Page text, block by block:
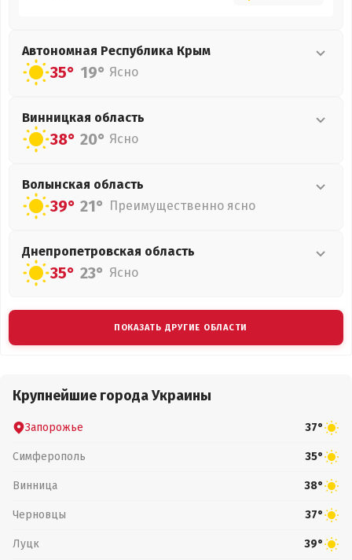
Автономная Республика Крым
35° 19° Ясно
Винницкая область
38° 20° Ясно
Волынская область
39° 21° Преимущественно ясно
Днепропетровская область
35° 23° Ясно
ПОКАЗАТЬ ДРУГИЕ ОБЛАСТИ
Крупнейшие города Украины
Запорожье 37°
Симферополь 35°
Винница 38°
Черновцы 37°
Луцк 39°